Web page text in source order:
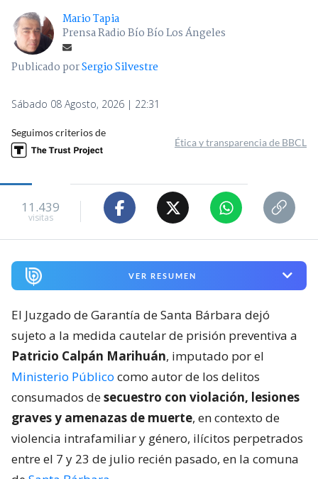
Mario Tapia
Prensa Radio Bío Bío Los Ángeles
Publicado porSergio Silvestre
Sábado 08 Agosto, 2026 | 22:31
Seguimos criterios de
Ética y transparencia de BBCL
11.439
visitas
VER RESUMEN
El Juzgado de Garantía de Santa Bárbara dejó
sujeto a la medida cautelar de prisión preventiva a
Patricio Calpán Marihuán, imputado por el
Ministerio Público como autor de los delitos
consumados desecuestro con violación, lesiones
graves y amenazas de muerte, en contexto de
violencia intrafamiliar y género, ilícitos perpetrados
entre el 7 y 23 de julio recién pasado, en la comuna